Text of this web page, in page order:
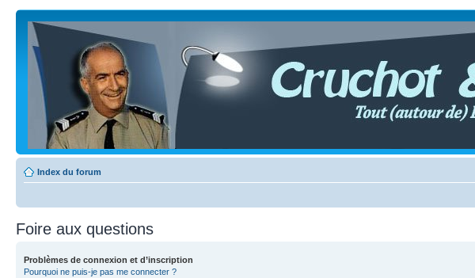
Index du forum
Foire aux questions
Problèmes de connexion et d’inscription
Pourquoi ne puis-je pas me connecter ?